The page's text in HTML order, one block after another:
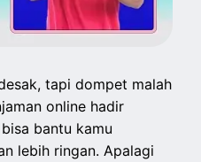
tapi dompet malah
online hadir
bantu kamu
lebih ringan. Apalagi